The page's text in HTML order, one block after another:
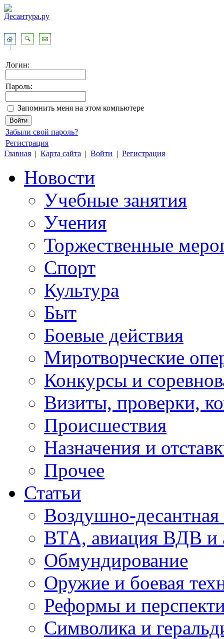
Логин:
Пароль:
Запомнить меня на этом компьютере
Забыли свой пароль?
Регистрация
Главная | Карта сайта | Войти | Регистрация
Новости
Учебные занятия
Учения
Торжественные
Спорт
Культура
Быт
Боевые действия
Миротворческие
Конкурсы и
Визиты, проверки,
Происшествия
Назначения и
Прочее
Статьи
Воздушно-десантная
ВТА, авиация ВДВ и
Обмундирование
Оружие и боевая
Реформы и
Символика и